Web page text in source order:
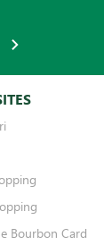
Bourbon Card